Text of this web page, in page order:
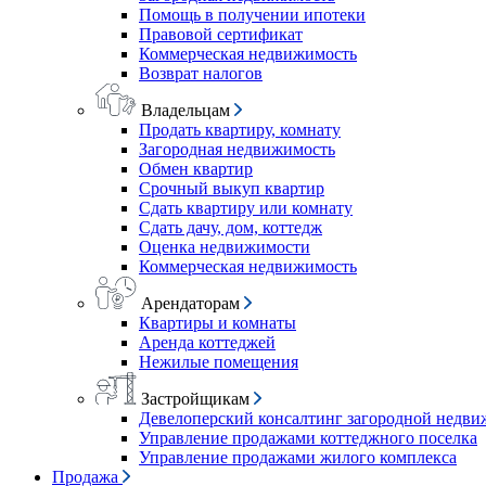
Помощь в получении ипотеки
Правовой сертификат
Коммерческая недвижимость
Возврат налогов
Владельцам
Продать квартиру, комнату
Загородная недвижимость
Обмен квартир
Срочный выкуп квартир
Сдать квартиру или комнату
Сдать дачу, дом, коттедж
Оценка недвижимости
Коммерческая недвижимость
Арендаторам
Квартиры и комнаты
Аренда коттеджей
Нежилые помещения
Застройщикам
Девелоперский консалтинг загородной
Управление продажами коттеджного поселка
Управление продажами жилого комплекса
Продажа